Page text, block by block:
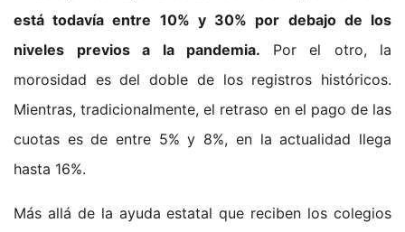
está todavía entre 10% y 30% por debajo de los
niveles previos a la pandemia. Por el otro, la
morosidad es del doble de los registros históricos.
Mientras, tradicionalmente, el retraso en el pago de las
cuotas es de entre 5% y 8%, en la actualidad llega
hasta 16%.
Más allá de la ayuda estatal que reciben los colegios